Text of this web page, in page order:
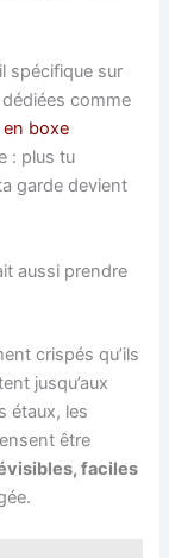
spécifique sur
comme
boxe
: plus tu
garde devient
aussi prendre
crispés qu’ils
jusqu’aux
étaux, les
être
faciles